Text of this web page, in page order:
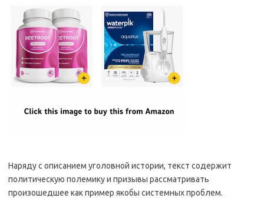
Наряду с описанием уголовной истории, текст содержит
политическую полемику и призывы рассматривать
произошедшее как пример якобы системных проблем.